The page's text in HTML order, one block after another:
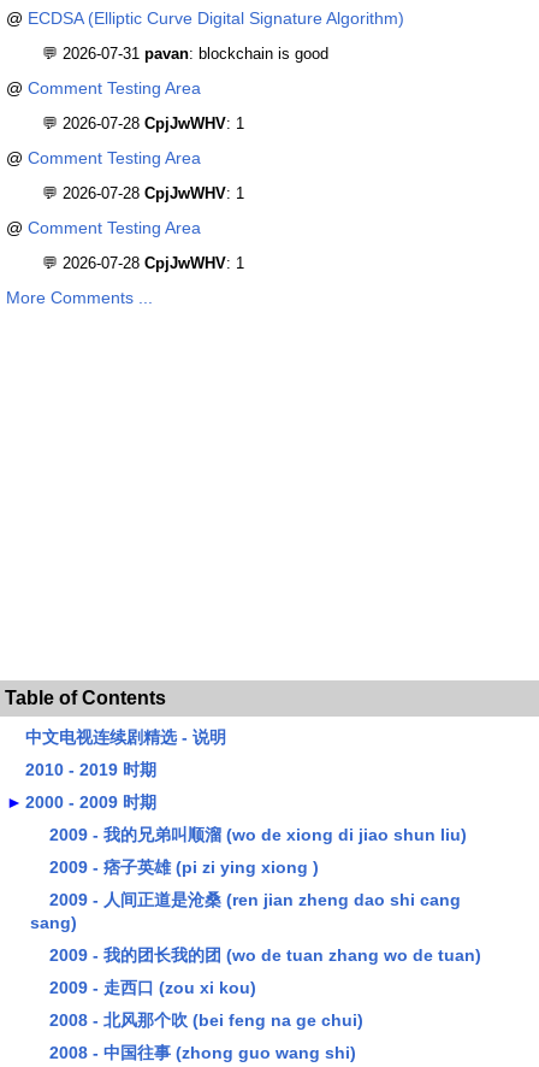
@ ECDSA (Elliptic Curve Digital Signature Algorithm)
💬 2026-07-31 pavan: blockchain is good
@ Comment Testing Area
💬 2026-07-28 CpjJwWHV: 1
@ Comment Testing Area
💬 2026-07-28 CpjJwWHV: 1
@ Comment Testing Area
💬 2026-07-28 CpjJwWHV: 1
More Comments ...
Table of Contents
中文电视连续剧精选 - 说明
2010 - 2019 时期
► 2000 - 2009 时期
2009 - 我的兄弟叫顺溜 (wo de xiong di jiao shun liu)
2009 - 痞子英雄 (pi zi ying xiong )
2009 - 人间正道是沧桑 (ren jian zheng dao shi cang
sang)
2009 - 我的团长我的团 (wo de tuan zhang wo de tuan)
2009 - 走西口 (zou xi kou)
2008 - 北风那个吹 (bei feng na ge chui)
2008 - 中国往事 (zhong guo wang shi)